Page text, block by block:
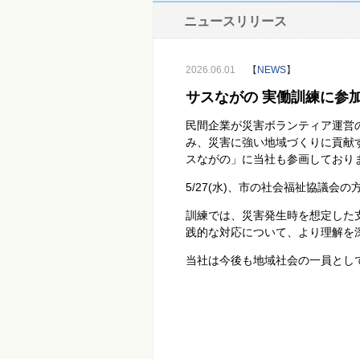
ニュースリリース
2026.06.01 【 NEWS】
サスながの 実働訓練に参
民間企業が災害ボランティア運
み、災害に強い地域づくりに貢
スながの」に当社も参画しており
5/27(水) 、市の社会福祉協議会の
訓練では、災害発生時を想定し
践的な対応について、より理解を
当社は今後も地域社会の一員とし